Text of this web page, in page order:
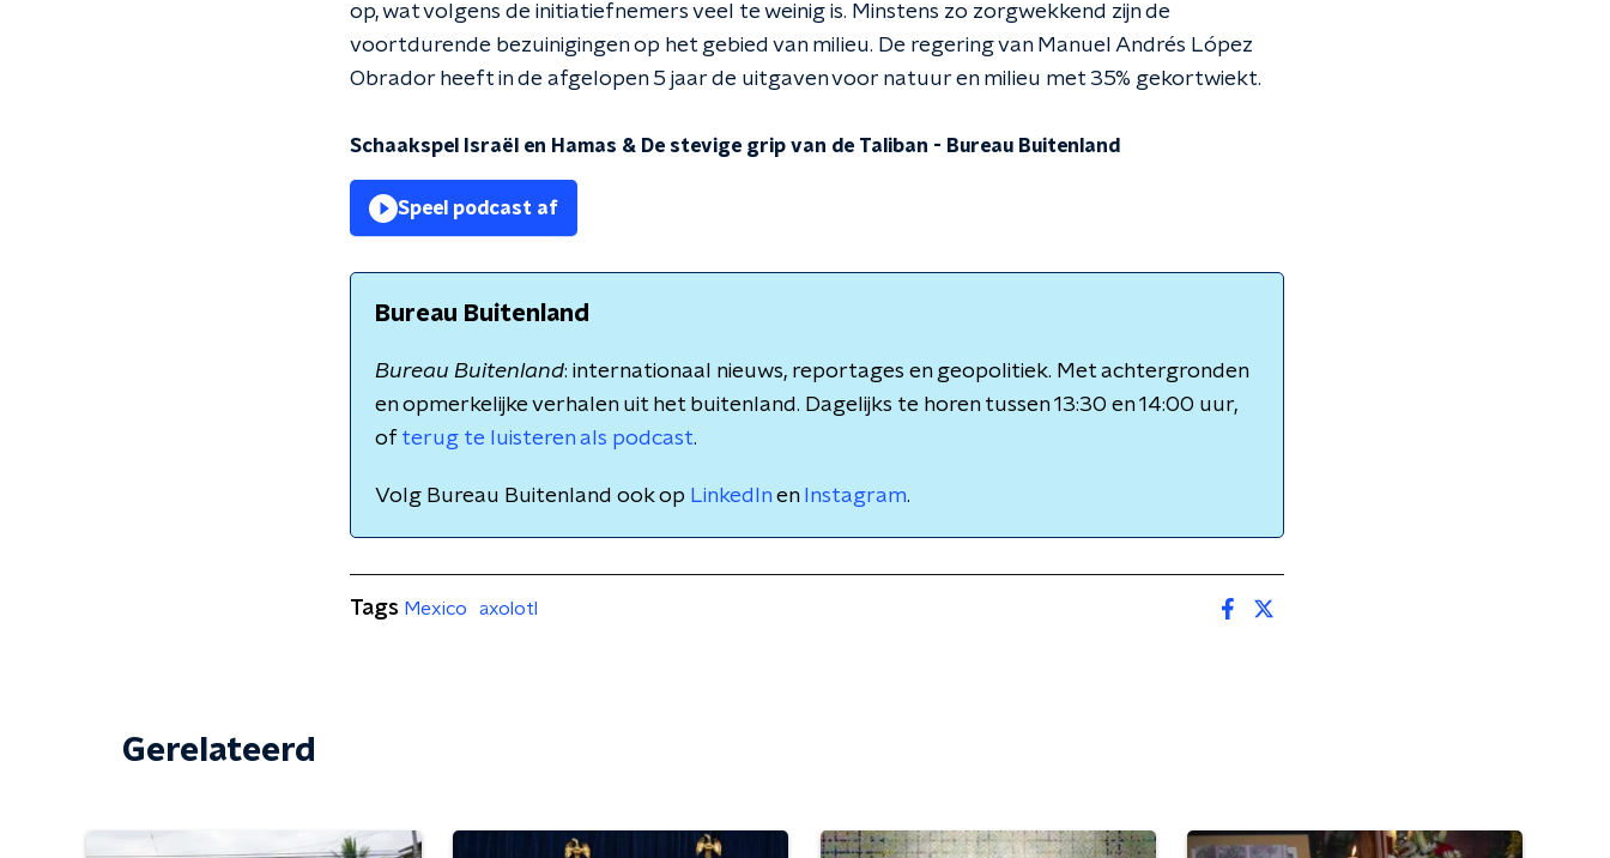
op, wat volgens de initiatiefnemers veel te weinig is. Minstens zo zorgwekkend zijn de
voortdurende bezuinigingen op het gebied van milieu. De regering van Manuel Andrés López
Obrador heeft in de afgelopen 5 jaar de uitgaven voor natuur en milieu met 35% gekortwiekt.
Schaakspel Israël en Hamas & De stevige grip van de Taliban - Bureau Buitenland
Speel podcast af
Bureau Buitenland
Bureau Buitenland: internationaal nieuws, reportages en geopolitiek. Met achtergronden
en opmerkelijke verhalen uit het buitenland. Dagelijks te horen tussen 13:30 en 14:00 uur,
of terug te luisteren als podcast.
Volg Bureau Buitenland ook op LinkedIn en Instagram.
Tags Mexico axolotl
Gerelateerd